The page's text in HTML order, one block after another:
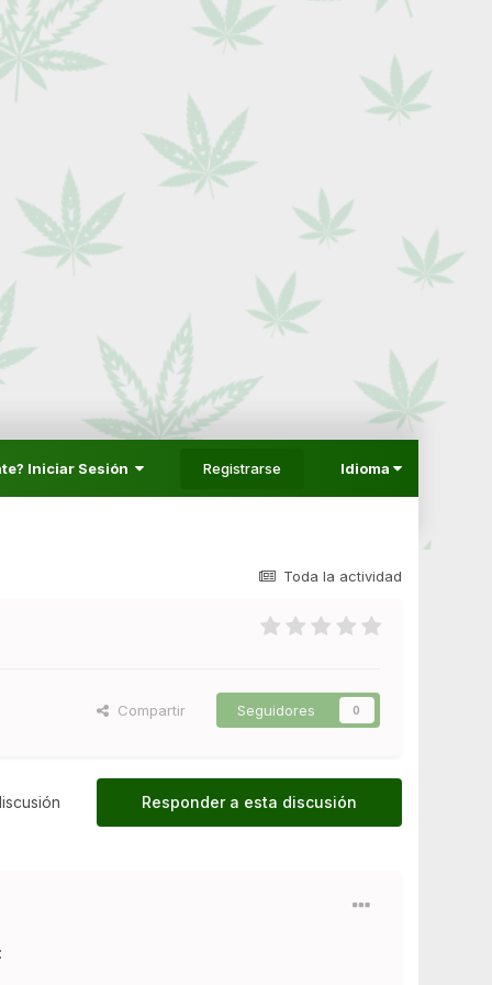
Iniciar Sesión Registrarse Idioma
Toda la actividad
Compartir Seguidores 0
Responder a esta discusión